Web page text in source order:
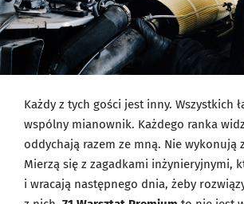
Każdy z tych gości jest inny. Wszystkich
wspólny mianownik. Każdego ranka
oddychają razem ze mną. Nie wykonują
Mierzą się z zagadkami inżynieryjnymi,
i wracają następnego dnia, żeby